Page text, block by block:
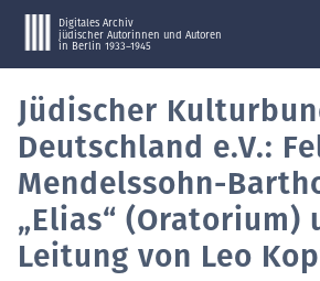
Digitales Archiv
jüdischer Autorinnen und Autoren
in Berlin 1933–1945
Jüdischer
Deutschland e.V.:
Mendelssohn-
„Elias“ (Oratorium)
Leitung von Leo